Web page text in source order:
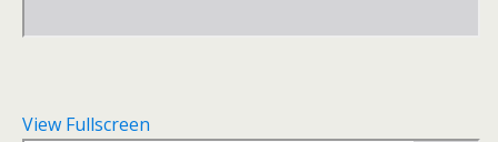
View Fullscreen